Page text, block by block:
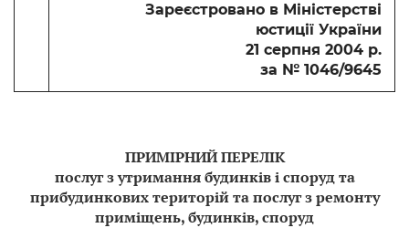
Зареєстровано в Міністерстві
юстиції України
21 серпня 2004 р.
за № 1046/9645
ПРИМІРНИЙ ПЕРЕЛІК
послуг з утримання будинків і споруд та
прибудинкових територій та послуг з ремонту
приміщень, будинків, споруд